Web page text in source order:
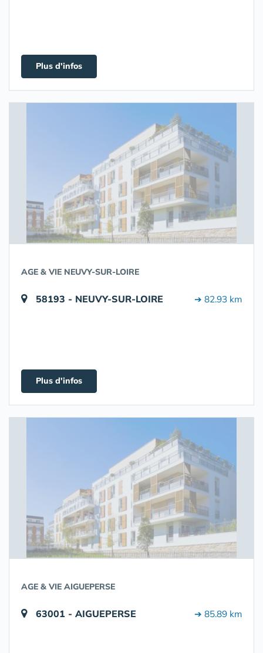
Plus d'infos
AGE & VIE NEUVY-SUR-LOIRE
58193 - NEUVY-SUR-LOIRE ➔ 82.93 km
Plus d'infos
AGE & VIE AIGUEPERSE
63001 - AIGUEPERSE ➔ 85.89 km